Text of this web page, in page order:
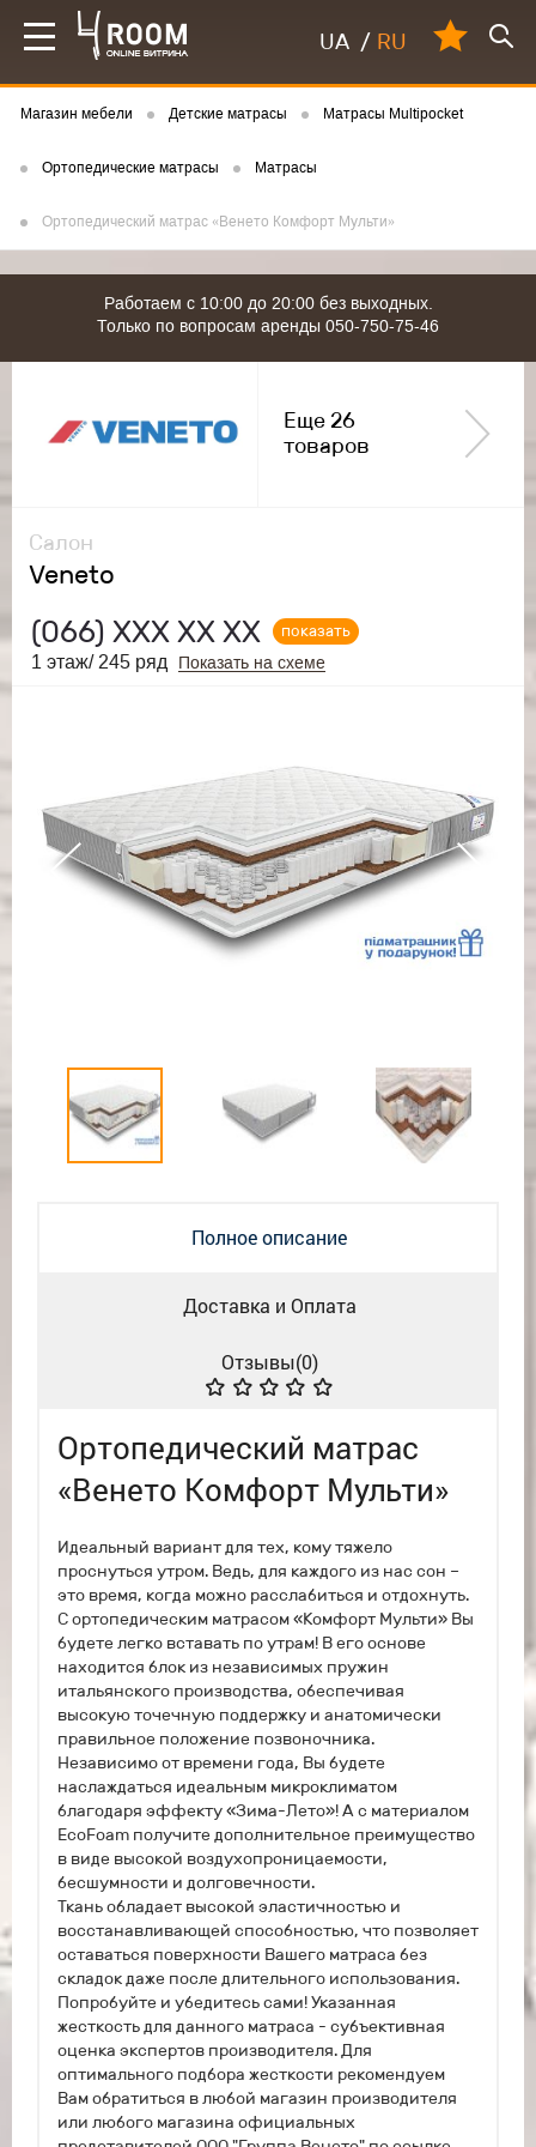
UA / RU
Магазин мебели Детские матрасы Матрасы Multipocket
Ортопедические матрасы Матрасы
Ортопедический матрас «Венето Комфорт Мульти»
Работаем с 10:00 до 20:00 без выходных.
Только по вопросам аренды 050-750-75-46
Салон
Veneto
(066) ХХХ ХХ ХХ
показать
1 этаж/ 245 ряд
Показать на схеме
Еще 26
товаров
Полное описание
Доставка и Оплата
Отзывы(0)
Ортопедический матрас
«Венето Комфорт Мульти»
Идеальный вариант для тех, кому тяжело
проснуться утром. Ведь, для каждого из нас сон –
это время, когда можно расслабиться и отдохнуть.
С ортопедическим матрасом «Комфорт Мульти» Вы
будете легко вставать по утрам! В его основе
находится блок из независимых пружин
итальянского производства, обеспечивая
высокую точечную поддержку и анатомически
правильное положение позвоночника.
Независимо от времени года, Вы будете
наслаждаться идеальным микроклиматом
благодаря эффекту «Зима-Лето»! А с материалом
EcoFoam получите дополнительное преимущество
в виде высокой воздухопроницаемости,
бесшумности и долговечности.
Ткань обладает высокой эластичностью и
восстанавливающей способностью, что позволяет
оставаться поверхности Вашего матраса без
складок даже после длительного использования.
Попробуйте и убедитесь сами! Указанная
жесткость для данного матраса - субъективная
оценка экспертов производителя. Для
оптимального подбора жесткости рекомендуем
Вам обратиться в любой магазин производителя
или любого магазина официальных